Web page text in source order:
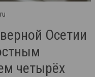
Осетии
четырёх